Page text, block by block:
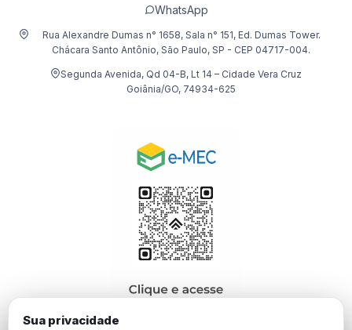
WhatsApp
Rua Alexandre Dumas n° 1658, Sala n° 151, Ed. Dumas Tower.
Chácara Santo Antônio, São Paulo, SP - CEP 04717-004.
Segunda Avenida, Qd 04-B, Lt 14 – Cidade Vera Cruz
Goiânia/GO, 74934-625
Sua privacidade